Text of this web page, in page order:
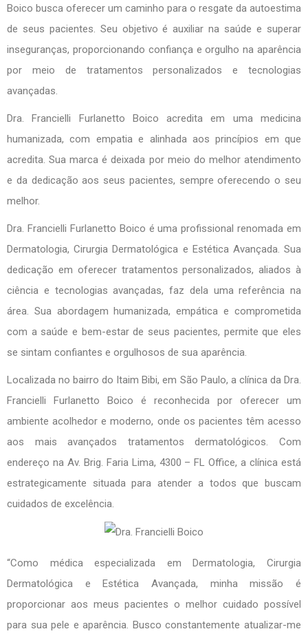
Boico busca oferecer um caminho para o resgate da autoestima
de seus pacientes. Seu objetivo é auxiliar na saúde e superar
inseguranças, proporcionando confiança e orgulho na aparência
por meio de tratamentos personalizados e tecnologias
avançadas.
Dra. Francielli Furlanetto Boico acredita em uma medicina
humanizada, com empatia e alinhada aos princípios em que
acredita. Sua marca é deixada por meio do melhor atendimento
e da dedicação aos seus pacientes, sempre oferecendo o seu
melhor.
Dra. Francielli Furlanetto Boico é uma profissional renomada em
Dermatologia, Cirurgia Dermatológica e Estética Avançada. Sua
dedicação em oferecer tratamentos personalizados, aliados à
ciência e tecnologias avançadas, faz dela uma referência na
área. Sua abordagem humanizada, empática e comprometida
com a saúde e bem-estar de seus pacientes, permite que eles
se sintam confiantes e orgulhosos de sua aparência.
Localizada no bairro do Itaim Bibi, em São Paulo, a clínica da Dra.
Francielli Furlanetto Boico é reconhecida por oferecer um
ambiente acolhedor e moderno, onde os pacientes têm acesso
aos mais avançados tratamentos dermatológicos. Com
endereço na Av. Brig. Faria Lima, 4300 – FL Office, a clínica está
estrategicamente situada para atender a todos que buscam
cuidados de excelência.
“Como médica especializada em Dermatologia, Cirurgia
Dermatológica e Estética Avançada, minha missão é
proporcionar aos meus pacientes o melhor cuidado possível
para sua pele e aparência. Busco constantemente atualizar-me